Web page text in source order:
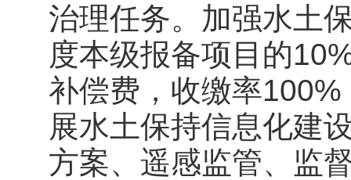
治理任务。加强水土
度本级报备项目的
补偿费，收缴率
展水土保持信息化建
方案、遥感监管、监